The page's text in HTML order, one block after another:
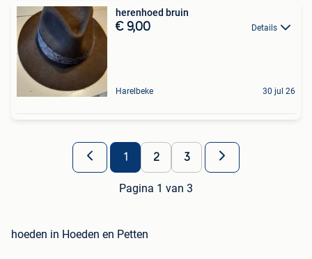
herenhoed bruin
€ 9,00 Details
Harelbeke 30 jul 26
1 2 3
Pagina 1 van 3
hoeden in Hoeden en Petten